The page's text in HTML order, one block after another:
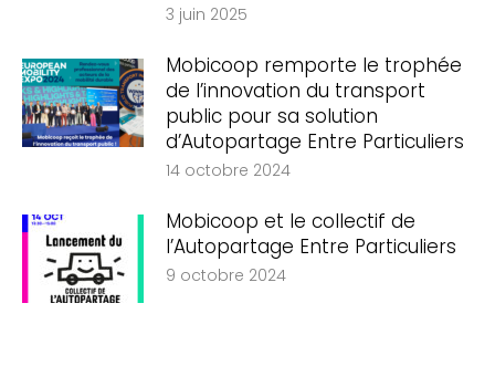
3 juin 2025
Mobicoop remporte le trophée
de l’innovation du transport
public pour sa solution
d’Autopartage Entre Particuliers
14 octobre 2024
Mobicoop et le collectif de
l’Autopartage Entre Particuliers
9 octobre 2024